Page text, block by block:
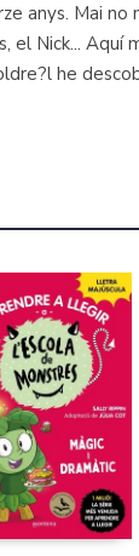
anys. Mai no
el Nick...
he